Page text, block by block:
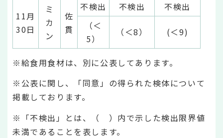
11月
30日
ミ
カ
ン
佐
貫
不検出 不検出
不検出
（＜
5）
（＜8） (＜9)
※給食用食材は、別に公表してあります。
※公表に関し、「同意」の得られた検体について
掲載しております。
※「不検出」とは、（ ）内で示した検出限界値
未満であることを表します。